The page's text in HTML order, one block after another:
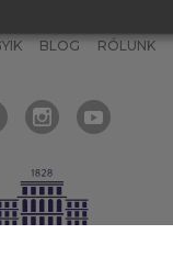
BLOG RÓLUNK